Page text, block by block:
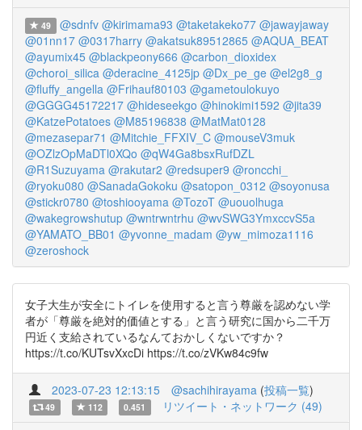
49 @sdnfv @kirimama93 @taketakeko77 @jawayjaway
@01nn17 @0317harry @akatsuk89512865 @AQUA_BEAT
@ayumix45 @blackpeony666 @carbon_dioxidex
@choroi_silica @deracine_4125jp @Dx_pe_ge @el2g8_g
@fluffy_angella @Frihauf80103 @gametoulokuyo
@GGGG45172217 @hideseekgo @hinokimi1592 @jita39
@KatzePotatoes @M85196838 @MatMat0128
@mezasepar71 @Mitchie_FFXIV_C @mouseV3muk
@OZlzOpMaDTl0XQo @qW4Ga8bsxRufDZL
@R1Suzuyama @rakutar2 @redsuper9 @roncchi_
@ryoku080 @SanadaGokoku @satopon_0312 @soyonusa
@stickr0780 @toshiooyama @TozoT @uouolhuga
@wakegrowshutup @wntrwntrhu @wvSWG3YmxccvS5a
@YAMATO_BB01 @yvonne_madam @yw_mimoza1116
@zeroshock
女子大生が安全にトイレを使用すると言う尊厳を認めない学
者が「尊厳を絶対的価値とする」と言う研究に国から二千万
円近く支給されているなんておかしくないですか？
https://t.co/KUTsvXxcDi https://t.co/zVKw84c9fw
2023-07-23 12:13:15 @sachihirayama (投稿一覧)
49 112 0.451 リツイート・ネットワーク (49)